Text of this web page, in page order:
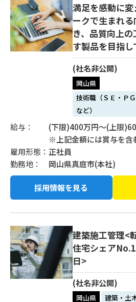
満足を感動に
ークで生まれ
き、品質向上
す製品を目指し
(社名非公開)
岡山県
技術職（ＳＥ・Ｐ
など）
給与：
(下限)400万円〜(上限
※上記金額には賞与を含
雇用形態： 正社員
勤務地：
岡山県真庭市(本社)
採用情報を見る
建築施工管理<
住宅シェア
日>
(社名非公開)
岡山県 建築・土